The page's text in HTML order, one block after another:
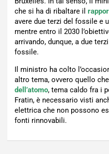
che si ha di ribaltare il
avere due terzi del fossile e
mentre entro il 2030
arrivando, dunque, a due
fossile.
Il ministro ha colto
altro tema, ovvero quello che
dell’atomo, tema caldo fra i
Fratin, è necessario visti
elettrica che non possono
fonti rinnovabili.